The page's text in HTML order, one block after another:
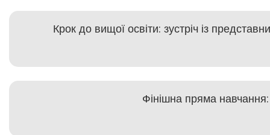
Крок до вищої освіти: зустріч із
Фінішна пряма навчання: